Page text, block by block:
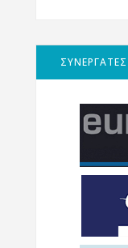
ΣΥΝΕΡΓΑΤΕΣ